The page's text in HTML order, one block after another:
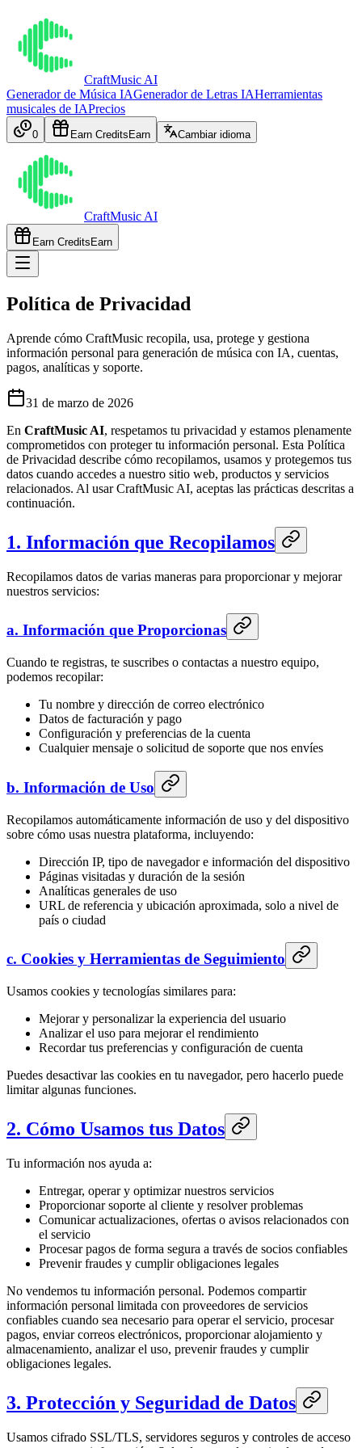
CraftMusic AI
Generador de Música IAGenerador de Letras IAHerramientas
musicales de IAPrecios
0 Earn Credits Earn Cambiar idioma
CraftMusic AI
Earn Credits Earn
Política de Privacidad
Aprende cómo CraftMusic recopila, usa, protege y gestiona
información personal para generación de música con IA, cuentas,
pagos, analíticas y soporte.
31 de marzo de 2026
En CraftMusic AI, respetamos tu privacidad y estamos plenamente
comprometidos con proteger tu información personal. Esta Política
de Privacidad describe cómo recopilamos, usamos y protegemos tus
datos cuando accedes a nuestro sitio web, productos y servicios
relacionados. Al usarCraftMusic AI, aceptas las prácticas descritas a
continuación.
1. Información que Recopilamos
Recopilamos datos de varias maneras para proporcionar y mejorar
nuestros servicios:
a. Información que Proporcionas
Cuando te registras, te suscribes o contactas a nuestro equipo,
podemos recopilar:
Tu nombre y dirección de correo electrónico
Datos de facturación y pago
Configuración y preferencias de la cuenta
Cualquier mensaje o solicitud de soporte que nos envíes
b. Información de Uso
Recopilamos automáticamente información de uso y del dispositivo
sobre cómo usas nuestra plataforma, incluyendo:
Dirección IP, tipo de navegador e información del dispositivo
Páginas visitadas y duración de la sesión
Analíticas generales de uso
URL de referencia y ubicación aproximada, solo a nivel de
país o ciudad
c. Cookies y Herramientas de Seguimiento
Usamos cookies y tecnologías similares para:
Mejorar y personalizar la experiencia del usuario
Analizar el uso para mejorar el rendimiento
Recordar tus preferencias y configuración de cuenta
Puedes desactivar las cookies en tu navegador, pero hacerlo puede
limitar algunas funciones.
2. Cómo Usamos tus Datos
Tu información nos ayuda a:
Entregar, operar y optimizar nuestros servicios
Proporcionar soporte al cliente y resolver problemas
Comunicar actualizaciones, ofertas o avisos relacionados con
el servicio
Procesar pagos de forma segura a través de socios confiables
Prevenir fraudes y cumplir obligaciones legales
No vendemos tu información personal. Podemos compartir
información personal limitada con proveedores de servicios
confiables cuando sea necesario para operar el servicio, procesar
pagos, enviar correos electrónicos, proporcionar alojamiento y
almacenamiento, analizar el uso, prevenir fraudes y cumplir
obligaciones legales.
3. Protección y Seguridad de Datos
Usamos cifrado SSL/TLS, servidores seguros y controles de acceso